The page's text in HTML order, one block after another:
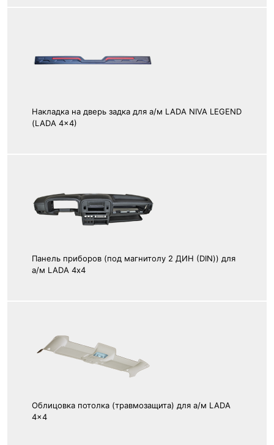
Накладка на дверь задка для а/м LADA NIVA LEGEND
(LADA 4x4)
Панель приборов (под магнитолу 2 ДИН (DIN)) для
а/м LADA 4х4
Облицовка потолка (травмозащита) для а/м LADA
4x4